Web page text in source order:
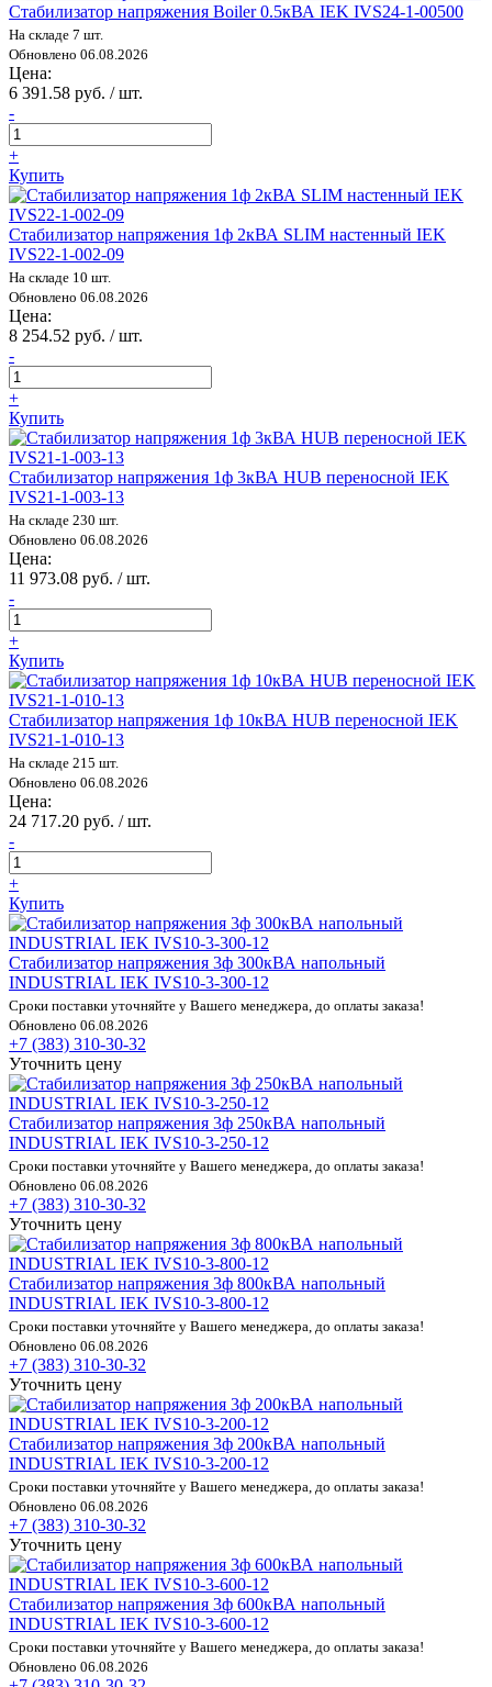
Стабилизатор напряжения Boiler 0.5кВА IEK IVS24-1-00500
На складе 7 шт.
Обновлено 06.08.2026
Цена:
6 391.58 руб. / шт.
-
+
Купить
Стабилизатор напряжения 1ф 2кВА SLIM настенный IEK
IVS22-1-002-09
На складе 10 шт.
Обновлено 06.08.2026
Цена:
8 254.52 руб. / шт.
-
+
Купить
Стабилизатор напряжения 1ф 3кВА HUB переносной IEK
IVS21-1-003-13
На складе 230 шт.
Обновлено 06.08.2026
Цена:
11 973.08 руб. / шт.
-
+
Купить
Стабилизатор напряжения 1ф 10кВА HUB переносной IEK
IVS21-1-010-13
На складе 215 шт.
Обновлено 06.08.2026
Цена:
24 717.20 руб. / шт.
-
+
Купить
Стабилизатор напряжения 3ф 300кВА напольный
INDUSTRIAL IEK IVS10-3-300-12
Сроки поставки уточняйте у Вашего менеджера, до оплаты заказа!
Обновлено 06.08.2026
+7 (383) 310-30-32
Уточнить цену
Стабилизатор напряжения 3ф 250кВА напольный
INDUSTRIAL IEK IVS10-3-250-12
Сроки поставки уточняйте у Вашего менеджера, до оплаты заказа!
Обновлено 06.08.2026
+7 (383) 310-30-32
Уточнить цену
Стабилизатор напряжения 3ф 800кВА напольный
INDUSTRIAL IEK IVS10-3-800-12
Сроки поставки уточняйте у Вашего менеджера, до оплаты заказа!
Обновлено 06.08.2026
+7 (383) 310-30-32
Уточнить цену
Стабилизатор напряжения 3ф 200кВА напольный
INDUSTRIAL IEK IVS10-3-200-12
Сроки поставки уточняйте у Вашего менеджера, до оплаты заказа!
Обновлено 06.08.2026
+7 (383) 310-30-32
Уточнить цену
Стабилизатор напряжения 3ф 600кВА напольный
INDUSTRIAL IEK IVS10-3-600-12
Сроки поставки уточняйте у Вашего менеджера, до оплаты заказа!
Обновлено 06.08.2026